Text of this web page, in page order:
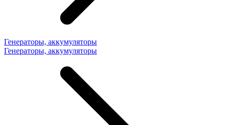
Генераторы, аккумуляторы
Генераторы, аккумуляторы